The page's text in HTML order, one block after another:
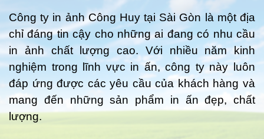
Công ty in ảnh Công Huy tại Sài Gòn là một địa
chỉ đáng tin cậy cho những ai đang có nhu cầu
in ảnh chất lượng cao. Với nhiều năm kinh
nghiệm trong lĩnh vực in ấn, công ty này luôn
đáp ứng được các yêu cầu của khách hàng và
mang đến những sản phẩm in ấn đẹp, chất
lượng.